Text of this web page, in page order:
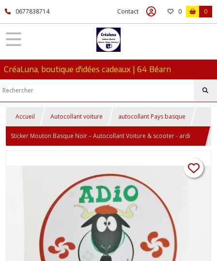
0677838714 Contact 0 0
CréaLuna, boutique d'idées cadeaux | 64 Béarn
Accueil Autocollant voiture autocollant Pays basque
Sticker Mouton Basque Noir – Autocollant Voiture & scooter - ardi